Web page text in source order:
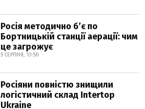
Росія методично б’є по
Бортницькій станції аерації: чим
це загрожує
5 СЕРПНЯ, 13:50
Росіяни повністю знищили
логістичний склад Intertop
Ukraine